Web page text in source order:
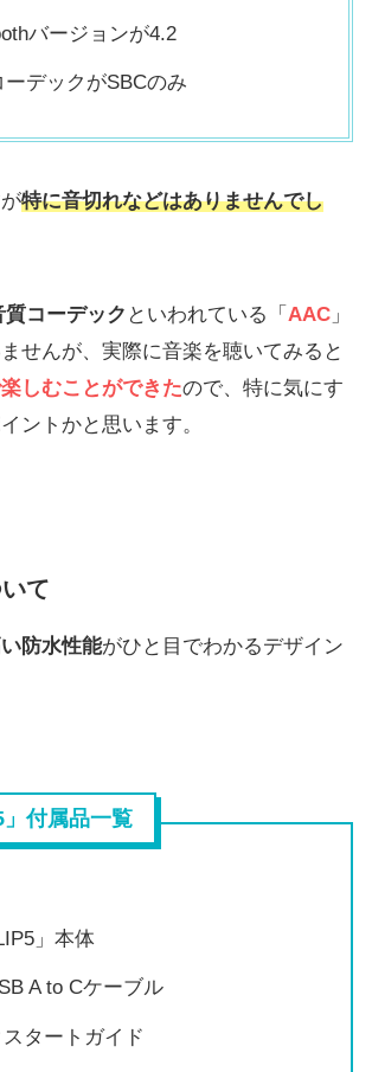
量 約540g
バージョンが4.2
ーデックがSBCのみ
特に音切れなどはありませんでし
質コーデック といわれている「 AAC 」
せんが、実際に音楽を聴いてみると
しむことができたので、特に気にす
ントかと思います。
て
防水性能がひと目でわかるデザイン
」付属品一覧
」本体
A to Cケーブル
タートガイド